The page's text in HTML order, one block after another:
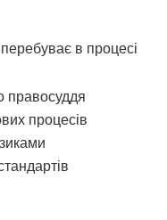
в процесі
правосуддя
процесів